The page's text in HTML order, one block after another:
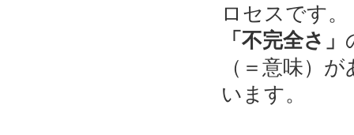
ロセスです
「不完全さ」
（＝意味）
います。